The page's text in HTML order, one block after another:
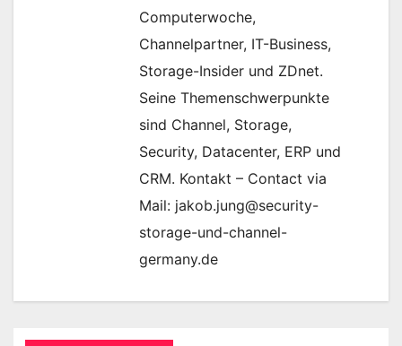
Computerwoche,
Channelpartner, IT-Business,
Storage-Insider und ZDnet.
Seine Themenschwerpunkte
sind Channel, Storage,
Security, Datacenter, ERP und
CRM. Kontakt – Contact via
Mail: jakob.jung@security-
storage-und-channel-
germany.de